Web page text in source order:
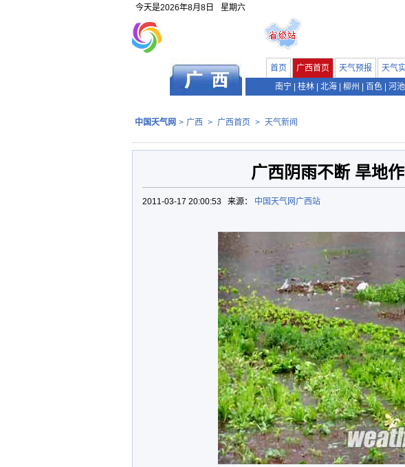
今天是2026年8月8日 星期六
首页 广西首页 天气预报 天气
南宁
桂林 北海 柳州 百色 河池
中国天气网 > 广西 > 广西首页 > 天气新闻
广西阴雨不断 旱地
2011-03-17 20:00:53 来源： 中国天气网广西站